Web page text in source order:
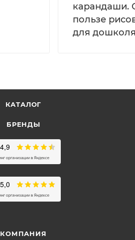
карандаши.
пользе
для
КАТАЛОГ
БРЕНДЫ
КОМПАНИЯ